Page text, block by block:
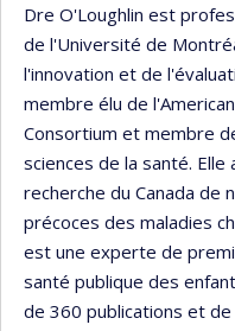
Dre O'Loughlin est
de l'Université de
l'innovation et de
membre élu de
Consortium et membre
sciences de la santé.
recherche du Canada de
précoces des maladies
est une experte de
santé publique des
de 360 publications et